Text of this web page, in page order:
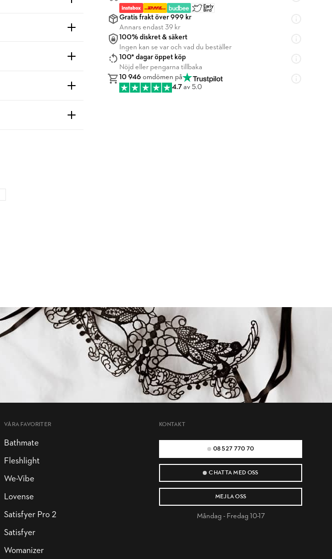
Gratis frakt över 999 kr
Annars endast 39 kr
100% diskret & säkert
Ingen kan se var och vad du beställer
100* dagar öppet köp
Nöjd eller pengarna tillbaka
10 946 omdömen på
4.7 av 5.0
KONTAKT
08 527 770 70
CHATTA MED OSS
MEJLA OSS
Måndag - Fredag 10-17
VÅRA FAVORITER
Bathmate
Fleshlight
We-Vibe
Lovense
Satisfyer Pro 2
Satisfyer
Womanizer